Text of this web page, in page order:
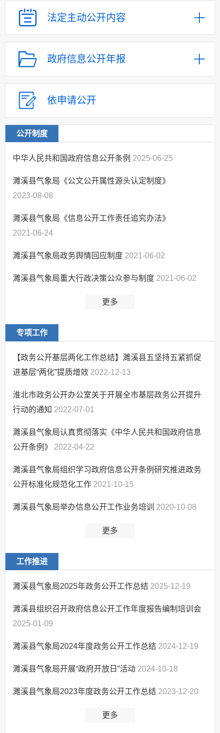
法定主动公开内容
政府信息公开年报
依申请公开
公开制度
中华人民共和国政府信息公开条例 2025-06-25
濉溪县气象局《公文公开属性源头认定制度》
2023-08-08
濉溪县气象局《信息公开工作责任追究办法》
2021-06-24
濉溪县气象局政务舆情回应制度 2021-06-02
濉溪县气象局重大行政决策公众参与制度 2021-06-02
更多
专项工作
【政务公开基层两化工作总结】濉溪县五坚持五紧抓促
进基层“两化”提质增效 2022-12-13
淮北市政务公开办公室关于开展全市基层政务公开提升
行动的通知 2022-07-01
濉溪县气象局认真贯彻落实《中华人民共和国政府信息
公开条例》 2022-04-22
濉溪县气象局组织学习政府信息公开条例研究推进政务
公开标准化规范化工作 2021-10-15
濉溪县气象局举办信息公开工作业务培训 2020-10-08
更多
工作推进
濉溪县气象局2025年政务公开工作总结 2025-12-19
濉溪县组织召开政府信息公开工作年度报告编制培训会
2025-01-09
濉溪县气象局2024年度政务公开工作总结 2024-12-19
濉溪县气象局开展“政府开放日”活动 2024-10-18
濉溪县气象局2023年度政务公开工作总结 2023-12-20
更多